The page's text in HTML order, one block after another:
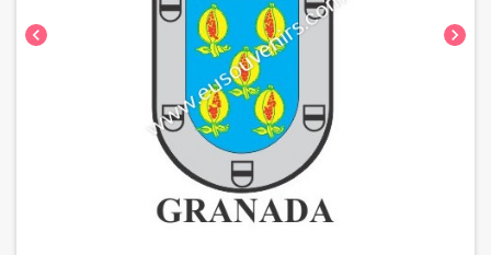
chevron_left chevron_right